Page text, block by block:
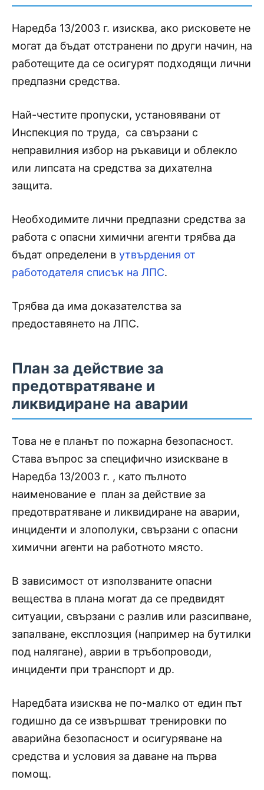
Наредба 13/2003 г. изисква, ако рисковете не
могат да бъдат отстранени по други начин, на
работещите да се осигурят подходящи лични
предпазни средства.
Най-честите пропуски, установявани от
Инспекция по труда, са свързани с
неправилния избор на ръкавици и облекло
или липсата на средства за дихателна
защита.
Необходимите лични предпазни средства за
работа с опасни химични агенти трябва да
бъдат определени в утвърдения от
работодателя списък на ЛПС.
Трябва да има доказателства за
предоставянето на ЛПС.
План за действие за
предотвратяване и
ликвидиране на аварии
Това не е планът по пожарна безопасност.
Става въпрос за специфично изискване в
Наредба 13/2003 г. , като пълното
наименование е план за действие за
предотвратяване и ликвидиране на аварии,
инциденти и злополуки, свързани с опасни
химични агенти на работното място.
В зависимост от използваните опасни
вещества в плана могат да се предвидят
ситуации, свързани с разлив или разсипване,
запалване, експлозция (например на бутилки
под налягане), аврии в тръбопроводи,
инциденти при транспорт и др.
Наредбата изисква не по-малко от един път
годишно да се извършват тренировки по
аварийна безопасност и осигуряване на
средства и условия за даване на първа
помощ.